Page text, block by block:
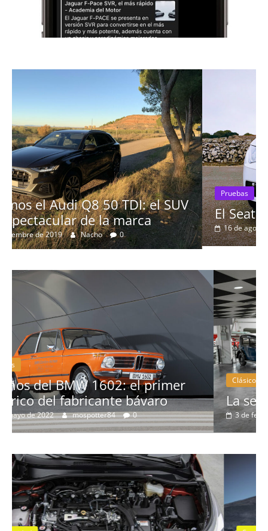
Pruebas
El Seat León 1.6 TDI 115cv a prueba
16 de agosto de 2019 mospotter84 0
Clásicos
La serie 300 de Peugeot
3 de febrero de 2022 mospotter84 0